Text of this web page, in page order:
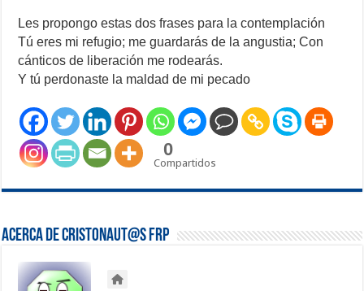
Les propongo estas dos frases para la contemplación
Tú eres mi refugio; me guardarás de la angustia; Con
cánticos de liberación me rodearás.
Y tú perdonaste la maldad de mi pecado
0
Compartidos
Acerca de Cristonaut@s FRP